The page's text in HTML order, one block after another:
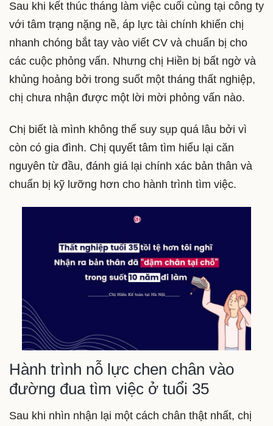
Sau khi kết thúc tháng làm việc cuối cùng tại công ty
với tâm trạng nặng nề, áp lực tài chính khiến chị
nhanh chóng bắt tay vào viết CV và chuẩn bị cho
các cuộc phỏng vấn. Nhưng chị Hiền bị bất ngờ và
khủng hoảng bởi trong suốt một tháng thất nghiệp,
chị chưa nhận được một lời mời phỏng vấn nào.
Chị biết là mình không thể suy sụp quá lâu bởi vì
còn có gia đình. Chị quyết tâm tìm hiểu lại căn
nguyên từ đầu, đánh giá lại chính xác bản thân và
chuẩn bị kỹ lưỡng hơn cho hành trình tìm việc.
Hành trình nỗ lực chen chân vào
đường đua tìm việc ở tuổi 35
Sau khi nhìn nhận lại một cách chân thật nhất, chị